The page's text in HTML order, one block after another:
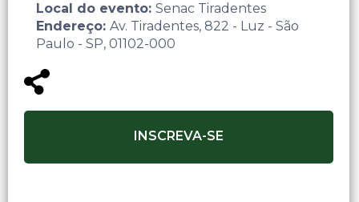
Local do evento: Senac Tiradentes
Endereço: Av. Tiradentes, 822 - Luz - São
Paulo - SP, 01102-000
INSCREVA-SE